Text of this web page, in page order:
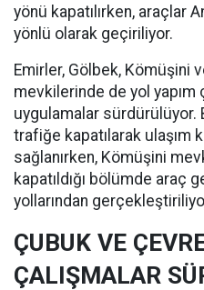
yönü kapatılırken, araçlar
yönlü olarak geçiriliyor.
Emirler, Gölbek, Kömüşini
mevkilerinde de yol yapım
uygulamalar sürdürülüyor.
trafiğe kapatılarak ulaşım
sağlanırken, Kömüşini
kapatıldığı bölümde araç
yollarından
ÇUBUK VE
ÇALIŞMALAR